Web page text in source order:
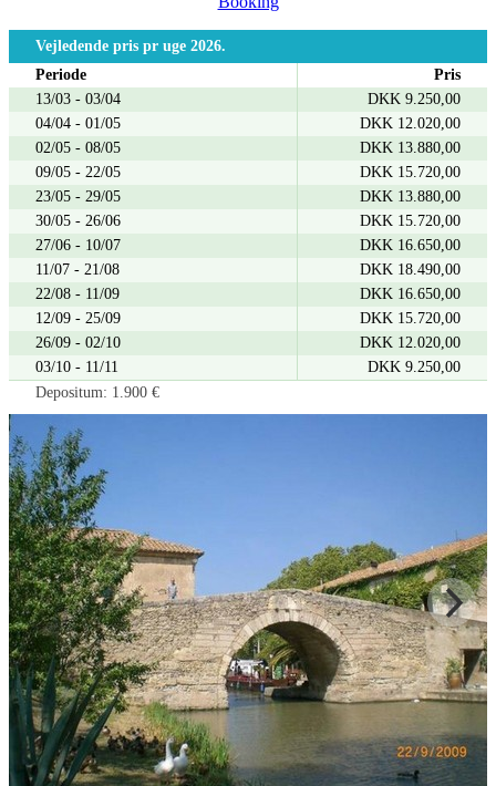
Vejledende pris pr uge 2026.
Periode
Pris
13/03 - 03/04
DKK 9.250,00
04/04 - 01/05
DKK 12.020,00
02/05 - 08/05
DKK 13.880,00
09/05 - 22/05
DKK 15.720,00
23/05 - 29/05
DKK 13.880,00
30/05 - 26/06
DKK 15.720,00
27/06 - 10/07
DKK 16.650,00
11/07 - 21/08
DKK 18.490,00
22/08 - 11/09
DKK 16.650,00
12/09 - 25/09
DKK 15.720,00
26/09 - 02/10
DKK 12.020,00
03/10 - 11/11
DKK 9.250,00
Depositum: 1.900 €